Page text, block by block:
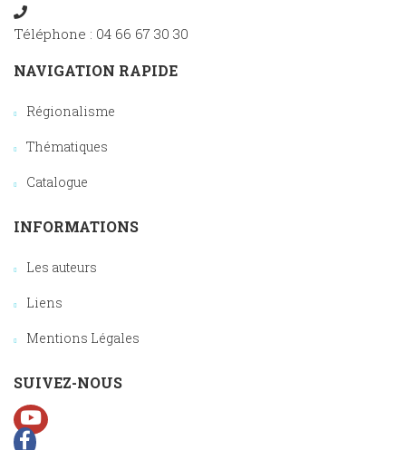
Téléphone : 04 66 67 30 30
NAVIGATION RAPIDE
Régionalisme
Thématiques
Catalogue
INFORMATIONS
Les auteurs
Liens
Mentions Légales
SUIVEZ-NOUS